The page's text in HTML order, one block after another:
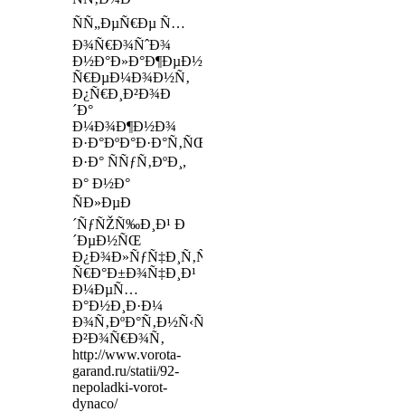
ÑÑ„ÐµÑ€Ðµ Ñ…
Ð¾Ñ€Ð¾ÑˆÐ¾
Ð½Ð°Ð»Ð°Ð¶ÐµÐ½,
Ñ€ÐµÐ¼Ð¾Ð½Ñ‚
Ð¿Ñ€Ð¸Ð²Ð¾Ð
´Ð°
Ð¼Ð¾Ð¶Ð½Ð¾
Ð·Ð°ÐºÐ°Ð·Ð°Ñ‚ÑŒ
Ð·Ð° ÑÑƒÑ‚ÐºÐ¸,
Ð° Ð½Ð°
ÑÐ»ÐµÐ
´ÑƒÑŽÑ‰Ð¸Ð¹ Ð
´ÐµÐ½ÑŒ
Ð¿Ð¾Ð»ÑƒÑ‡Ð¸Ñ‚ÑŒ
Ñ€Ð°Ð±Ð¾Ñ‡Ð¸Ð¹
Ð¼ÐµÑ…
Ð°Ð½Ð¸Ð·Ð¼
Ð¾Ñ‚ÐºÐ°Ñ‚Ð½Ñ‹Ñ…
Ð²Ð¾Ñ€Ð¾Ñ‚
http://www.vorota-
garand.ru/statii/92-
nepoladki-vorot-
dynaco/